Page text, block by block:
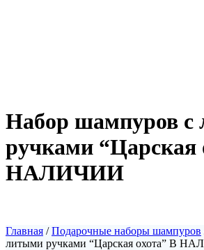
Набор шампуров с
ручками “Царская
НАЛИЧИИ
Главная /Подарочные наборы шампуров
литыми ручками “Царская охота” В